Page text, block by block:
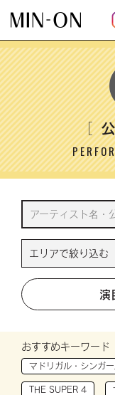
HOME ＞ 公演案内
［
演
おすすめキーワード
マドリガル・シンガ
THE SUPER 4